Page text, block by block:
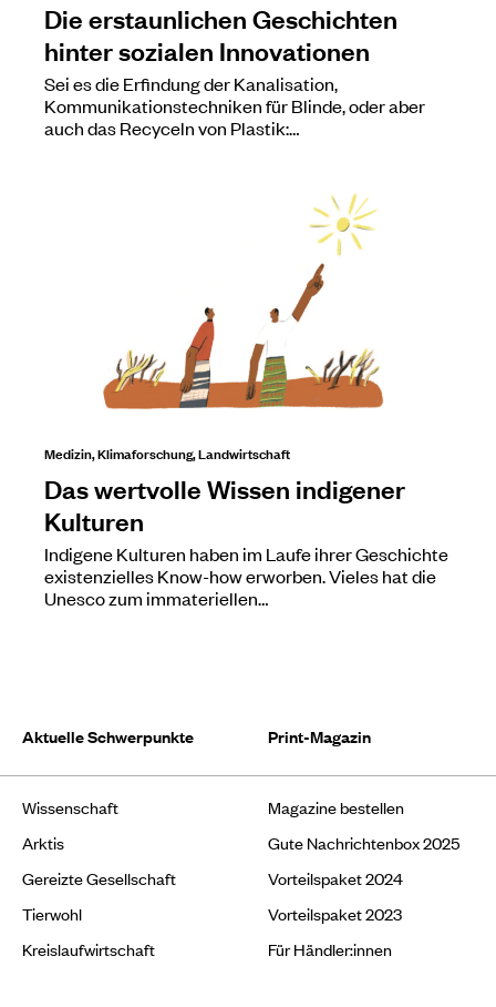
Die erstaunlichen Geschichten
hinter sozialen Innovationen
Sei es die Erfindung der Kanalisation,
Kommunikationstechniken für Blinde, oder aber
auch das Recyceln von Plastik:…
Medizin, Klimaforschung, Landwirtschaft
Das wertvolle Wissen indigener
Kulturen
Indigene Kulturen haben im Laufe ihrer Geschichte
existenzielles Know-how erworben. Vieles hat die
Unesco zum immateriellen…
Aktuelle Schwerpunkte
Wissenschaft
Arktis
Gereizte Gesellschaft
Tierwohl
Kreislaufwirtschaft
Print-Magazin
Magazine bestellen
Gute Nachrichtenbox 2025
Vorteilspaket 2024
Vorteilspaket 2023
Für Händler:innen